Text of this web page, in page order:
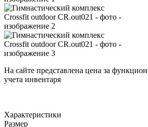
На сайте представлена цена за
учета инвентаря
Характеристики
Размер